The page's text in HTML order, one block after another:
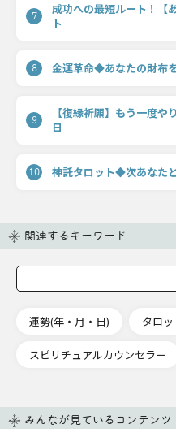
7
成功への最短ルート！【
ト
8 金運革命◆あなたの財布
9
【復縁祈願】もう一度
日
10 神託タロット◆次あなた
関連するキーワード
運勢(年・月・日) タロッ
スピリチュアルカウンセラー
みんなが見ているコンテンツ